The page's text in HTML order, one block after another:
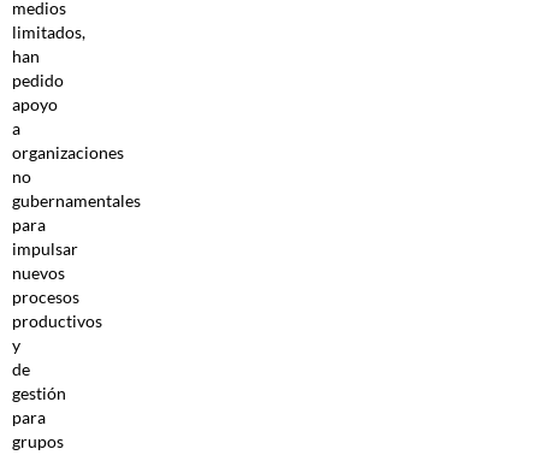
medios
limitados,
han
pedido
apoyo
a
organizaciones
no
gubernamentales
para
impulsar
nuevos
procesos
productivos
y
de
gestión
para
grupos